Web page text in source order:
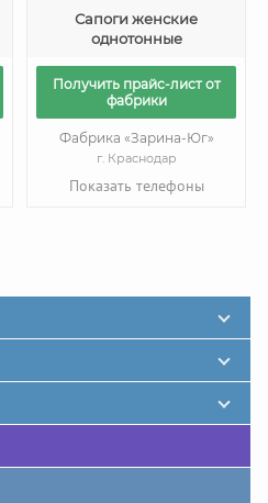
Сапоги женские
однотонные
Получить прайс-лист от
фабрики
Фабрика «Зарина-Юг»
г. Краснодар
Показать телефоны